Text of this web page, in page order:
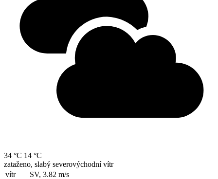
34 °C 14 °C
zataženo, slabý severovýchodní vítr
vítr
SV, 3.82 m/s